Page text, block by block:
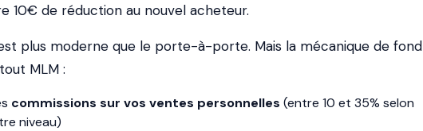
10€ de réduction au nouvel acheteur.
plus moderne que le porte-à-porte. Mais la mécanique de fond
MLM :
commissions sur vos ventes personnelles (entre 10 et 35% selon
niveau)